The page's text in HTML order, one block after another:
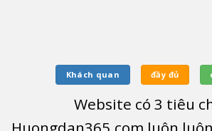
Khách quan đầy đủ
Website có 3 tiêu